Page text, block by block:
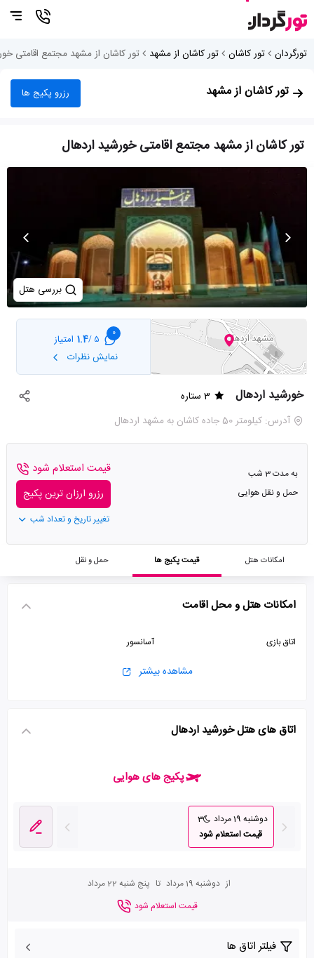
تورگردان تور کاشان تور کاشان از مشهد تور کاشان از مشهد مجتمع اقامتی
تور کاشان از مشهد رزرو پکیج ها
تور کاشان از مشهد مجتمع اقامتی خورشید اردهال
بررسی هتل
0
5 /
1.4 امتیاز
نمایش نظرات
خورشید اردهال
3 ستاره
آدرس: کیلومتر 50 جاده کاشان به مشهد اردهال
به مدت 3 شب
حمل و نقل هوایی
قیمت استعلام شود
رزرو ارزان ترین پکیج
تغییر تاریخ و تعداد شب
امکانات هتل قیمت پکیج ها حمل و نقل
امکانات هتل و محل اقامت
اتاق بازی آسانسور
مشاهده بیشتر
اتاق های هتل خورشید اردهال
پکیج های هوایی
دوشنبه 19 مرداد
3
قیمت استعلام شود
از دوشنبه 19 مرداد تا پنج شنبه 22 مرداد
قیمت استعلام شود
فیلتر اتاق ها